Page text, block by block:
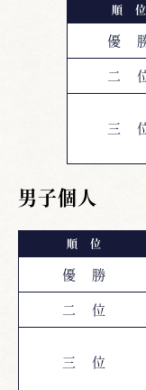
順 位
優
二
三
男子個人
順 位
優 勝
二 位
三 位